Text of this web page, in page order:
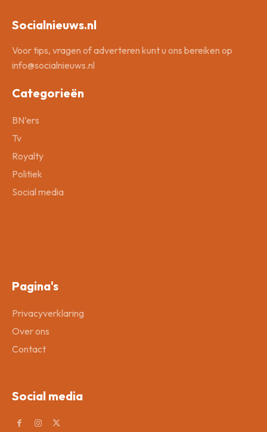
Socialnieuws.nl
Voor tips, vragen of adverteren kunt u ons bereiken op
info@socialnieuws.nl
Categorieën
BN’ers
Tv
Royalty
Politiek
Social media
Pagina's
Privacyverklaring
Over ons
Contact
Social media